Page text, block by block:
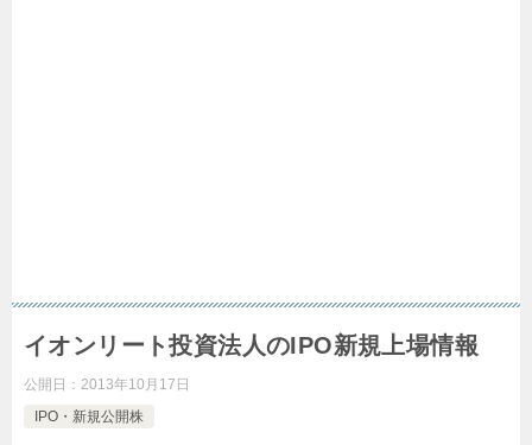
イオンリート投資法人のIPO新規上場情報
公開日： 2013年10月17日
IPO・新規公開株